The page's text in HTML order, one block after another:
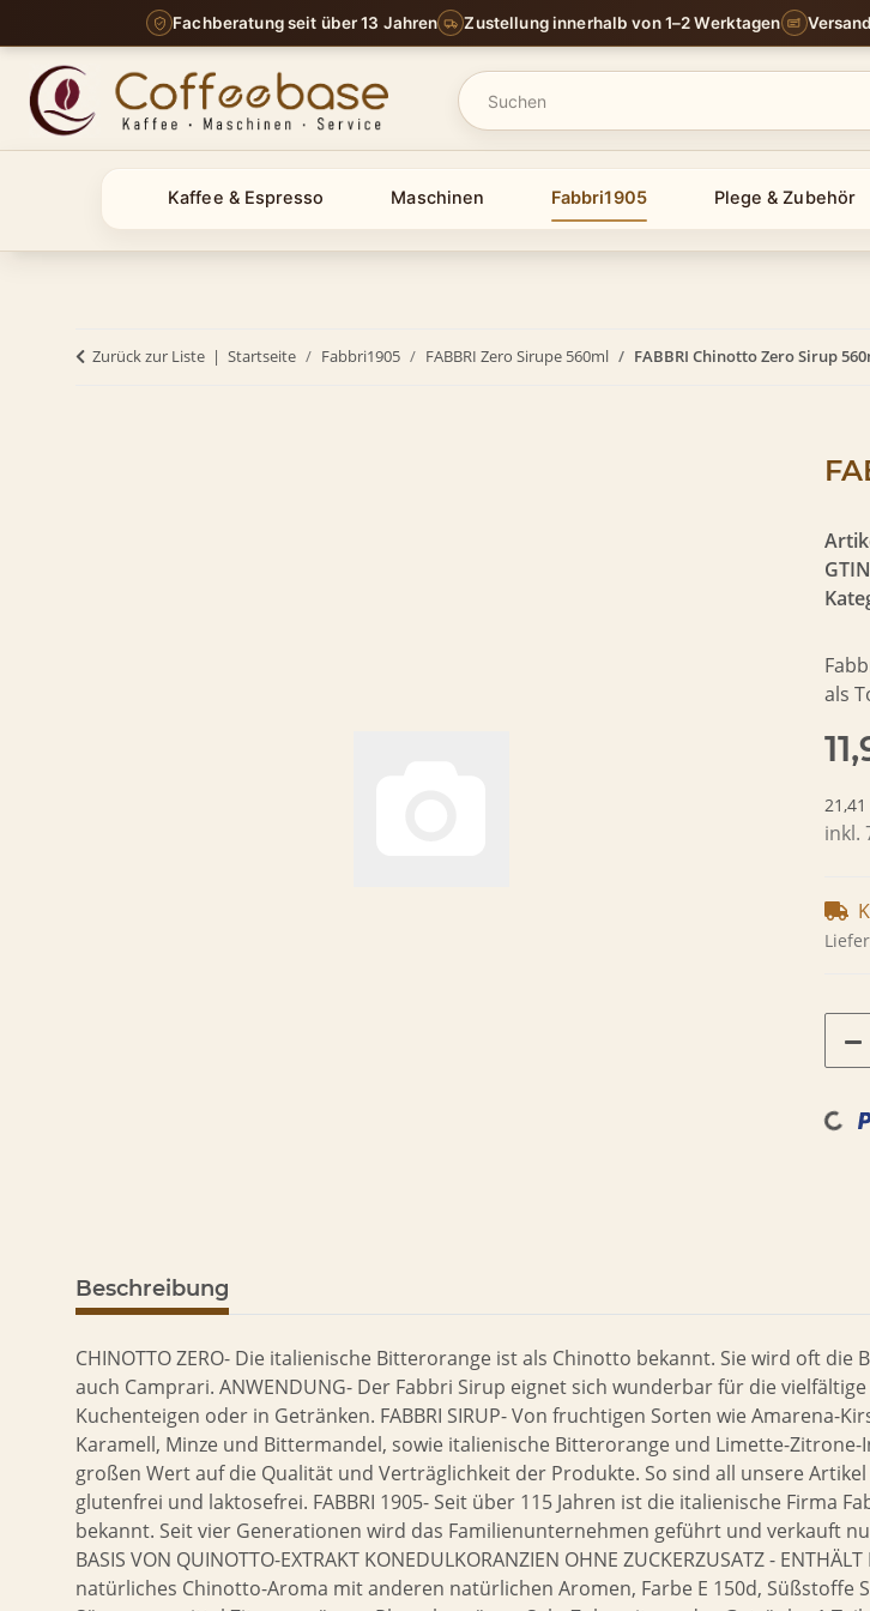
Fachberatung seit über 13 Jahren Zustellung innerhalb von 1–2 Werktagen
Kaffee & Espresso Maschinen Fabbri1905 Plege & Zubehör
Zurück zur Liste Startseite Fabbri1905 FABBRI Zero Sirupe 560ml FABBRI Chinotto Zero Sirup
als
inkl.
Loading...
Beschreibung
CHINOTTO ZERO- Die italienische Bitterorange ist als Chinotto bekannt. Sie wird oft
auch Camprari. ANWENDUNG- Der Fabbri Sirup eignet sich wunderbar für die
Kuchenteigen oder in Getränken. FABBRI SIRUP- Von fruchtigen Sorten wie Amarena-
Karamell, Minze und Bittermandel, sowie italienische Bitterorange und Limette-Zitrone-
großen Wert auf die Qualität und Verträglichkeit der Produkte. So sind all unsere
glutenfrei und laktosefrei. FABBRI 1905- Seit über 115 Jahren ist die italienische Firma
bekannt. Seit vier Generationen wird das Familienunternehmen geführt und verkauft nun
BASIS VON QUINOTTO-EXTRAKT KONEDULKORANZIEN OHNE ZUCKERZUSATZ -
natürliches Chinotto-Aroma mit anderen natürlichen Aromen, Farbe E 150d, Süßstoffe